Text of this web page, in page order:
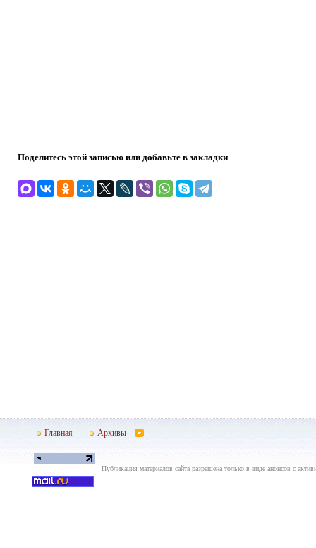
Поделитесь этой записью или добавьте в закладки
Главная Архивы
Публикация материалов сайта разрешена только в виде анонсов с